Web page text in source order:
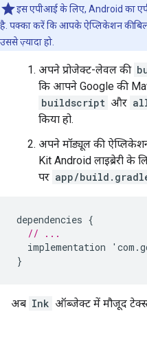
इस एपीआई के लिए, Android का
है. पक्का करें कि आपके ऐप्लिकेशन की
उससे ज़्यादा हो.
अपने प्रोजेक्ट-लेवल की
कि आपने Google की
buildscript और
किया हो.
अपने मॉड्यूल की
Kit Android लाइब्रेरी के
पर app/
dependencies {
// ...
implementation
' com .
}
अब Ink ऑब्जेक्ट में मौजूद